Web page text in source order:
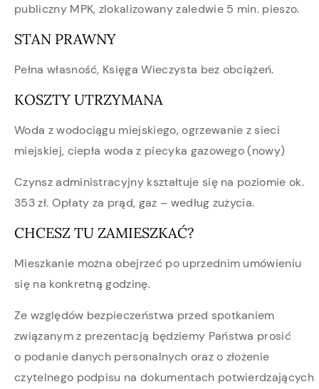
publiczny MPK, zlokalizowany zaledwie 5 min. pieszo.
STAN PRAWNY
Pełna własność, Księga Wieczysta bez obciążeń.
KOSZTY UTRZYMANA
Woda z wodociągu miejskiego, ogrzewanie z sieci
miejskiej, ciepła woda z piecyka gazowego (nowy)
Czynsz administracyjny kształtuje się na poziomie ok.
353 zł. Opłaty za prąd, gaz – według zużycia.
CHCESZ TU ZAMIESZKAĆ?
Mieszkanie można obejrzeć po uprzednim umówieniu
się na konkretną godzinę.
Ze względów bezpieczeństwa przed spotkaniem
związanym z prezentacją będziemy Państwa prosić
o podanie danych personalnych oraz o złożenie
czytelnego podpisu na dokumentach potwierdzających